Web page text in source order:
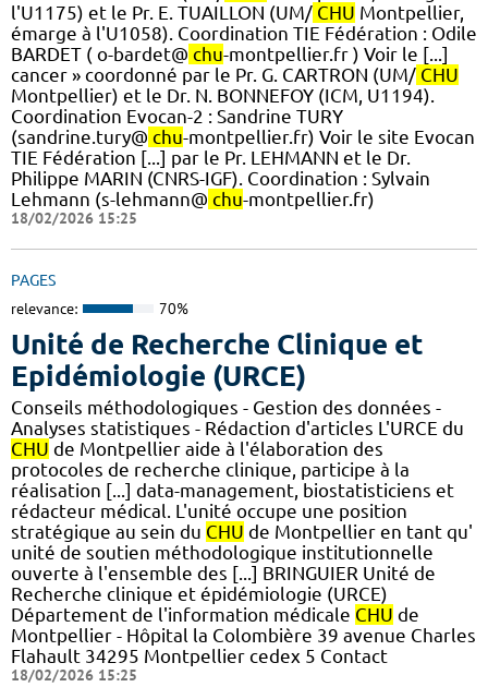
l'U1175) et le Pr. E. TUAILLON (UM/ CHU Montpellier,
émarge à l'U1058). ​Coordination TIE Fédération : Odile
BARDET ( o-bardet@ chu-montpellier.fr ) Voir le [...]
cancer » coordonné par le Pr. G. CARTRON (UM/ CHU
Montpellier) et le Dr. N. BONNEFOY (ICM, U1194).
Coordination Evocan-2 : Sandrine TURY
(sandrine.tury@ chu-montpellier.fr) Voir le site Evocan
TIE Fédération [...] par le Pr. LEHMANN et le Dr.
Philippe MARIN (CNRS-IGF). ​Coordination : Sylvain
Lehmann (s-lehmann@ chu-montpellier.fr)
18/02/2026 15:25
PAGES
relevance: 70%
Unité de Recherche Clinique et
Epidémiologie (URCE)
Conseils méthodologiques - Gestion des données -
Analyses statistiques - Rédaction d'articles L'URCE du
CHU de Montpellier aide à l'élaboration des
protocoles de recherche clinique, participe à la
réalisation [...] data-management, biostatisticiens et
rédacteur médical. L'unité occupe une position
stratégique au sein du CHU de Montpellier en tant qu'
unité de soutien méthodologique institutionnelle
ouverte à l'ensemble des [...] BRINGUIER Unité de
Recherche clinique et épidémiologie (URCE)
Département de l'information médicale CHU de
Montpellier - Hôpital la Colombière 39 avenue Charles
Flahault 34295 Montpellier cedex 5 Contact
18/02/2026 15:25